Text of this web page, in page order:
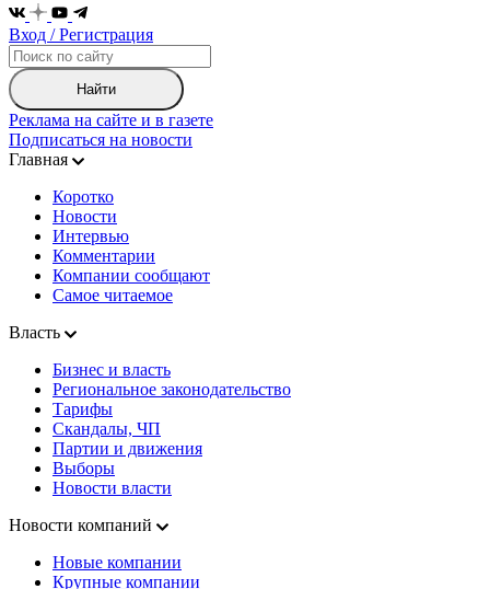
Вход / Регистрация
Найти
Реклама на сайте и в газете
Подписаться на новости
Главная
Коротко
Новости
Интервью
Комментарии
Компании сообщают
Самое читаемое
Власть
Бизнес и власть
Региональное законодательство
Тарифы
Скандалы, ЧП
Партии и движения
Выборы
Новости власти
Новости компаний
Новые компании
Крупные компании